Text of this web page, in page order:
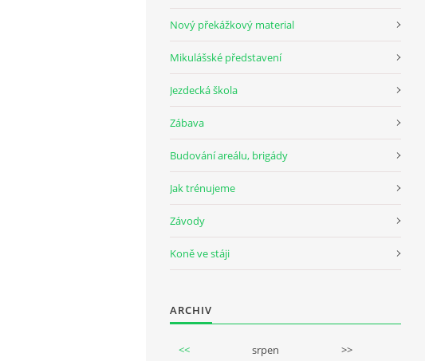
Nový překážkový material
Mikulášské představení
Jezdecká škola
Zábava
Budování areálu, brigády
Jak trénujeme
Závody
Koně ve stáji
ARCHIV
<< srpen
>>